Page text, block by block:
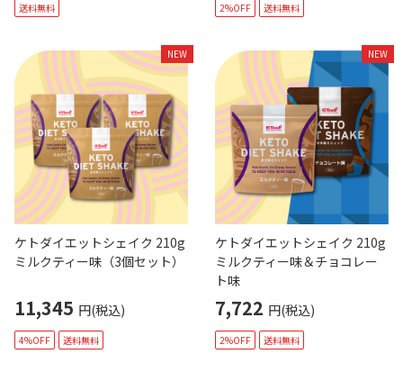
送料無料 2%OFF 送料無料
NEW
ケトダイエットシェイク 210g
ミルクティー味（3個セット）
11,345 円(税込)
4%OFF 送料無料
NEW
ケトダイエットシェイク 210g
ミルクティー味＆チョコレー
ト味
7,722 円(税込)
2%OFF 送料無料